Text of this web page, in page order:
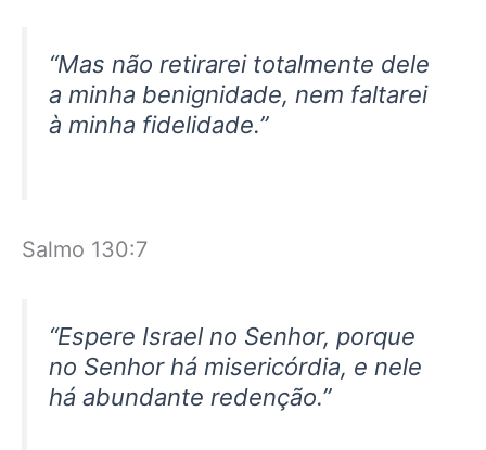
“Mas não retirarei totalmente dele
a minha benignidade, nem faltarei
à minha fidelidade.”
Salmo 130:7
“Espere Israel no Senhor, porque
no Senhor há misericórdia, e nele
há abundante redenção.”